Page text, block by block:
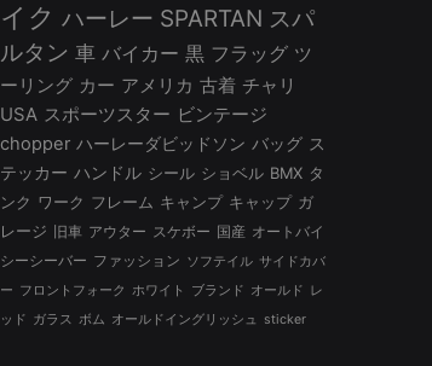
イク ハーレー SPARTAN スパ
ルタン 車 バイカー 黒 フラッグ ツ
ーリング カー アメリカ 古着 チャリ
USA スポーツスター ビンテージ
chopper ハーレーダビッドソン バッグ ス
テッカー ハンドル シール ショベル BMX タ
ンク ワーク フレーム キャンプ キャップ ガ
レージ
旧車 アウター スケボー 国産 オートバイ
シーシーバー ファッション ソフテイル サイドカバ
ー フロントフォーク ホワイト ブランド オールド レ
ッド ガラス ボム オールドイングリッシュ sticker